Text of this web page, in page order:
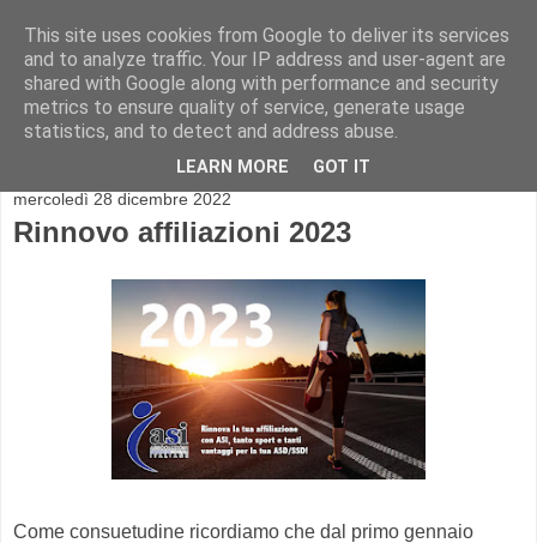
mercoledì 28 dicembre 2022
Rinnovo affiliazioni 2023
Come consuetudine ricordiamo che dal primo gennaio
This site uses cookies from Google to deliver its services
and to analyze traffic. Your IP address and user-agent are
shared with Google along with performance and security
metrics to ensure quality of service, generate usage
statistics, and to detect and address abuse.
LEARN MORE GOT IT